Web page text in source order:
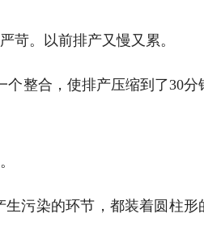
。以前排产又慢又累。
整合，使排产压缩到了30分
污染的环节，都装着圆柱形